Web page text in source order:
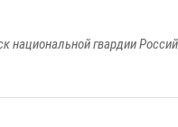
гвардии